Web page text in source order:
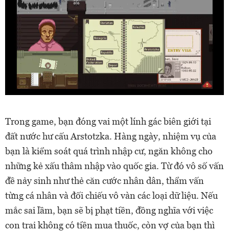
Trong game, bạn đóng vai một lính gác biên giới tại
đất nước hư cấu Arstotzka. Hàng ngày, nhiệm vụ của
bạn là kiểm soát quá trình nhập cư, ngăn không cho
những kẻ xấu thâm nhập vào quốc gia. Từ đó vô số vấn
đề nảy sinh như thẻ căn cước nhân dân, thẩm vấn
từng cá nhân và đối chiếu vô vàn các loại dữ liệu. Nếu
mắc sai lầm, bạn sẽ bị phạt tiền, đồng nghĩa với việc
con trai không có tiền mua thuốc, còn vợ của bạn thì